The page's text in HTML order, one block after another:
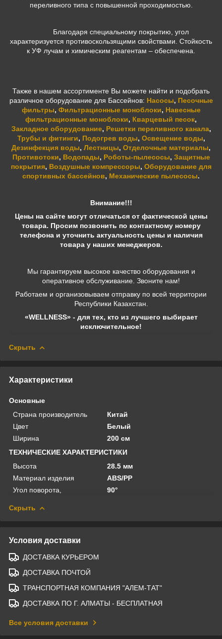
переливного типа с повышенной проходимостью.
Благодаря специальному покрытию, угол
характеризуется противоскользящими свойствами. Стойкость
к УФ лучам и химическим реагентам – обеспечена.
Также в нашем ассортименте Вы можете найти и подобрать
различное оборудование для Бассейнов: Насосы, Песочные
фильтры, Фильтрационные моноблоки, Навесные
фильтрационные моноблоки, Кварцевый песок,
Закладное оборудование, Решетки переливного канала,
Трубы и фитинги, Подогрев воды, Освещение воды,
Дезинфекция воды, Лестницы, Отделочные материалы,
Противотоки, Водопады, Роботы-пылесосы, Защитные
покрытия, Воздушные компрессоры, Оборудование для
спортивных бассейнов, Механические пылесосы.
Внимание!!!
Цены на сайте могут отличаться от фактической цены
товара. Просим позвонить по контактному номеру
телефона и уточнить актуальность цены и наличия
товара у наших менеджеров.
Мы гарантируем высокое качество оборудования и
оперативное обслуживание. Звоните нам!
Работаем и организовываем отправку по всей территории
Республики Казахстан.
«WELLNESS» - для тех, кто из лучшего выбирает
исключительное!
Скрыть
Характеристики
Основные
Страна производитель
Китай
Цвет
Белый
Ширина
200 см
ТЕХНИЧЕСКИЕ ХАРАКТЕРИСТИКИ
Высота
28.5 мм
Материал изделия
ABS/PP
Угол поворота,
90°
Скрыть
Условия доставки
ДОСТАВКА КУРЬЕРОМ
ДОСТАВКА ПОЧТОЙ
ТРАНСПОРТНАЯ КОМПАНИЯ "АЛЕМ-ТАТ"
ДОСТАВКА ПО Г. АЛМАТЫ - БЕСПЛАТНАЯ
Все условия доставки